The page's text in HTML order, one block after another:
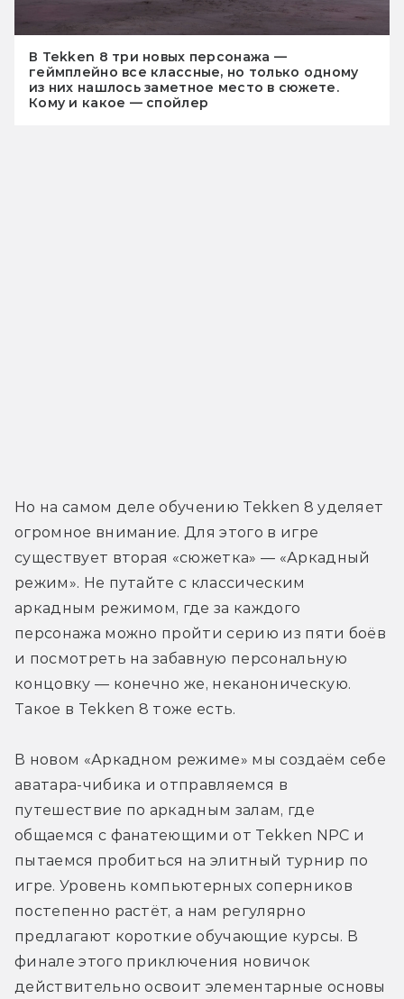
В Tekken 8 три новых персонажа —
геймплейно все классные, но только одному
из них нашлось заметное место в сюжете.
Кому и какое — спойлер
Но на самом деле обучению Tekken 8 уделяет
огромное внимание. Для этого в игре
существует вторая «сюжетка» — «Аркадный
режим». Не путайте с классическим
аркадным режимом, где за каждого
персонажа можно пройти серию из пяти боёв
и посмотреть на забавную персональную
концовку — конечно же, неканоническую.
Такое в Tekken 8 тоже есть.
В новом «Аркадном режиме» мы создаём себе
аватара-чибика и отправляемся в
путешествие по аркадным залам, где
общаемся с фанатеющими от Tekken NPC и
пытаемся пробиться на элитный турнир по
игре. Уровень компьютерных соперников
постепенно растёт, а нам регулярно
предлагают короткие обучающие курсы. В
финале этого приключения новичок
действительно освоит элементарные основы